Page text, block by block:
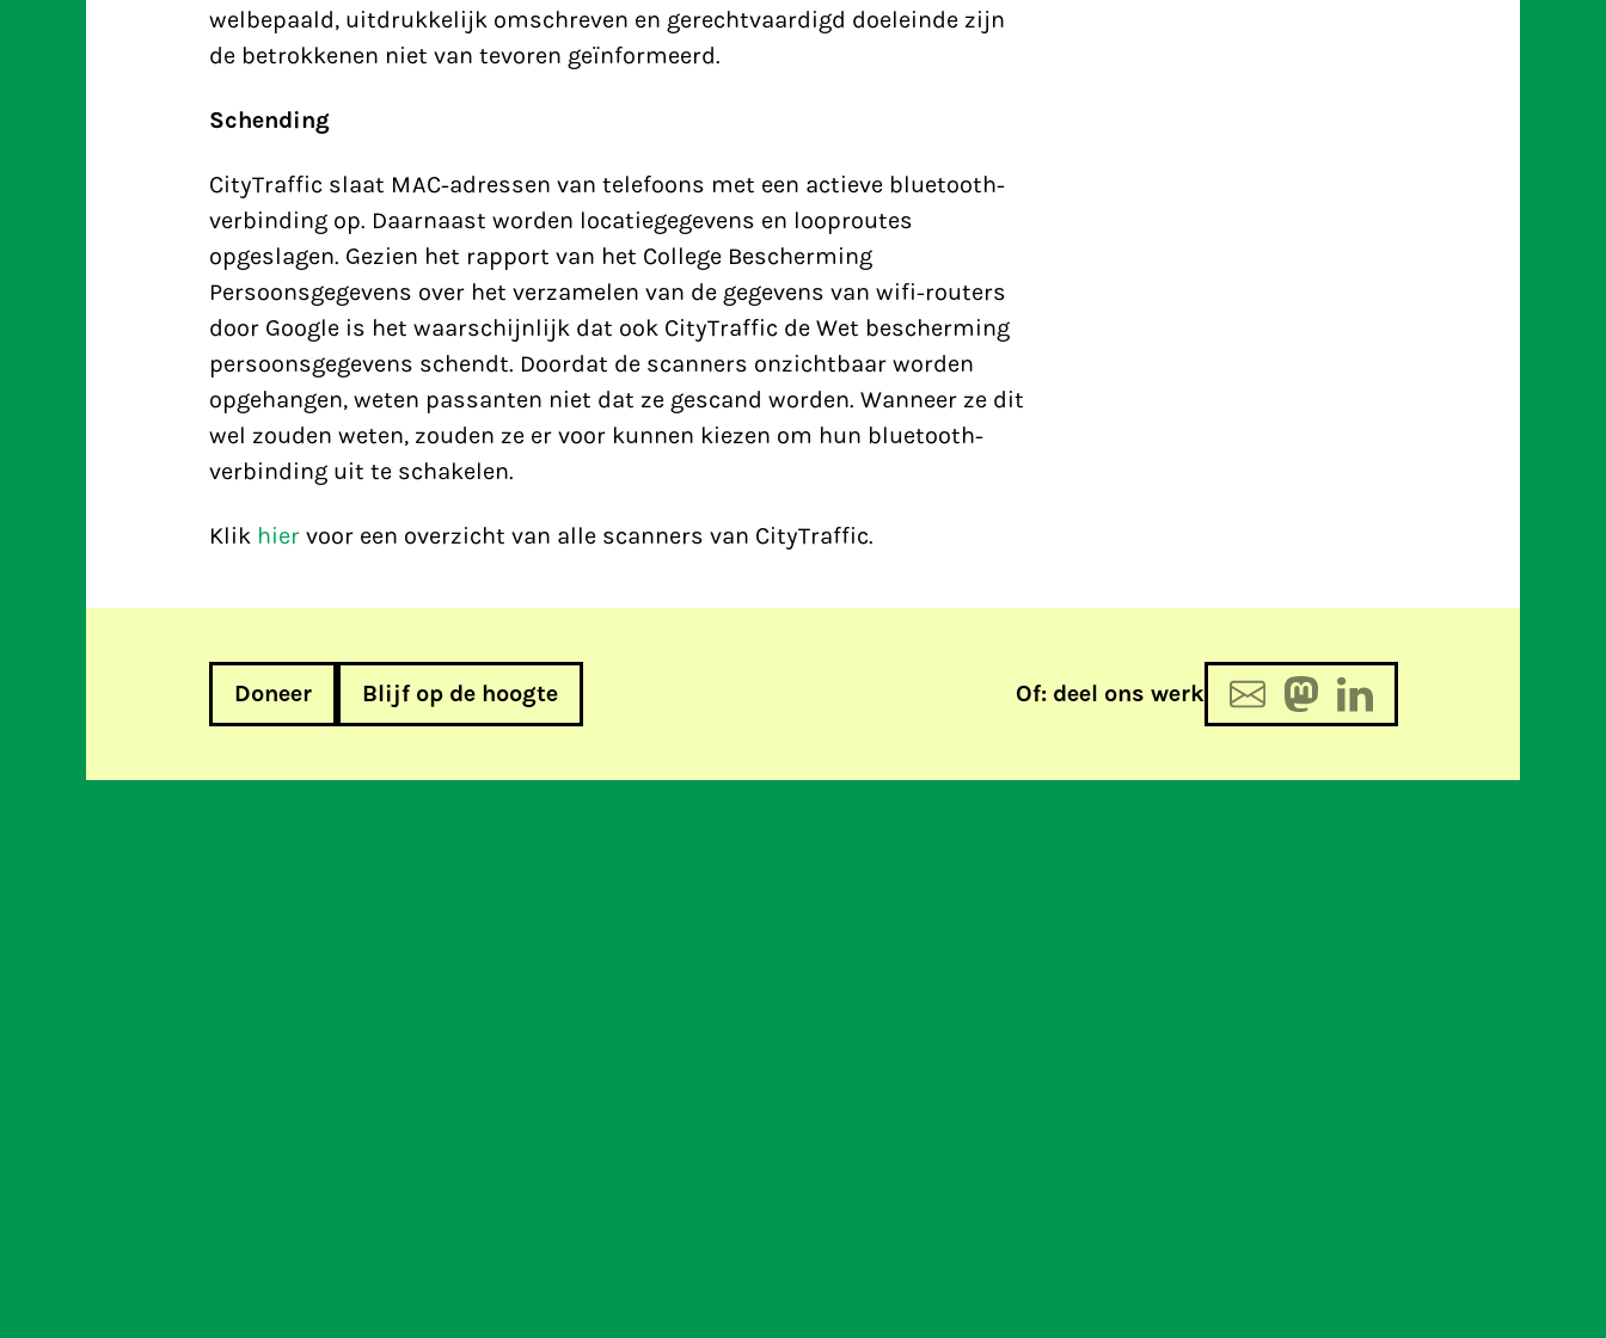
welbepaald, uitdrukkelijk omschreven en gerechtvaardigd doeleinde zijn
de betrokkenen niet van tevoren geïnformeerd.
Schending
CityTraffic slaat MAC-adressen van telefoons met een actieve bluetooth-
verbinding op. Daarnaast worden locatiegegevens en looproutes
opgeslagen. Gezien het rapport van het College Bescherming
Persoonsgegevens over het verzamelen van de gegevens van wifi-routers
door Google is het waarschijnlijk dat ook CityTraffic de Wet bescherming
persoonsgegevens schendt. Doordat de scanners onzichtbaar worden
opgehangen, weten passanten niet dat ze gescand worden. Wanneer ze dit
wel zouden weten, zouden ze er voor kunnen kiezen om hun bluetooth-
verbinding uit te schakelen.
Klik hiervoor een overzicht van alle scanners van CityTraffic.
Doneer Blijf op de hoogte Of: deel ons werk